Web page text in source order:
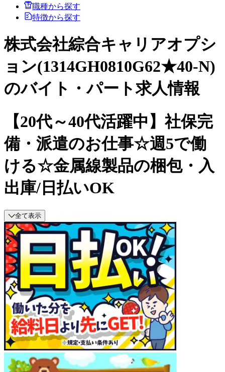
職種から探す
特徴から探す
株式会社綜合キャリアオプシ
ョン(1314GH0810G62★40-N)
のバイト・パート求人情報
【20代～40代活躍中】社保完
備・派遣のお仕事☆週5で働
ける☆金属線製品の梱包・入
出庫/日払いOK
全て表示